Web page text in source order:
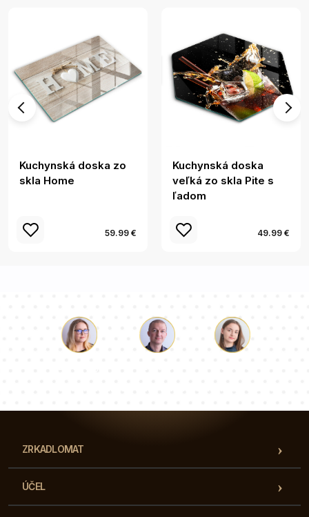
Kuchynská doska zo
skla Home
59.99 €
Kuchynská doska
veľká zo skla Pite s
ľadom
49.99 €
ZRKADLOMAT
ÚČEL